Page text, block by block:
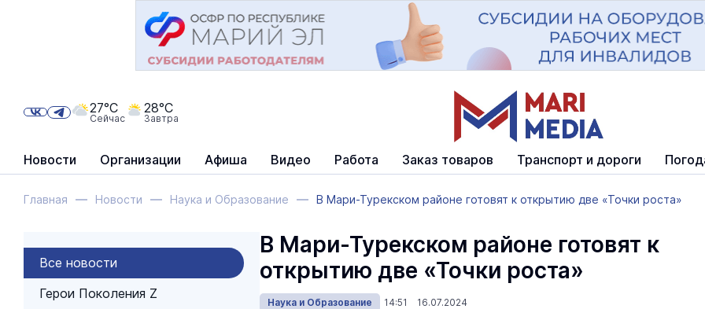
Новости Организации Афиша Видео Работа Заказ товаров Транспорт и дороги
27°C
Сейчас
28°C
Завтра
Главная Новости Наука и Образование В Мари-Турекском районе готовят к открытию две «Точки роста»
Все новости
Герои Поколения Z
В Мари-Турекском районе готовят к
открытию две «Точки роста»
Наука и Образование 14:51 16.07.2024